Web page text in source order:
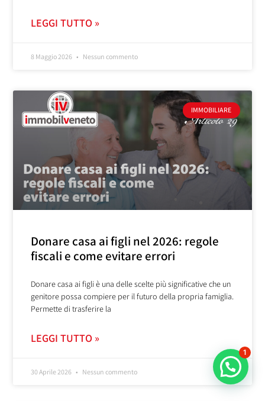
LEGGI TUTTO »
8 Maggio 2026 Nessun commento
IMMOBILIARE
Donare casa ai figli nel 2026: regole
fiscali e come evitare errori
Donare casa ai figli è una delle scelte più significative che un
genitore possa compiere per il futuro della propria famiglia.
Permette di trasferire la
LEGGI TUTTO »
30 Aprile 2026 Nessun commento
1